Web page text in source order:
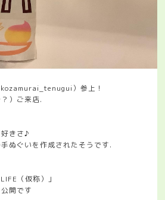
）参上！
）ご来店.
きさ♪
ぬぐいを作成されたそうです.
（仮称）」
開です